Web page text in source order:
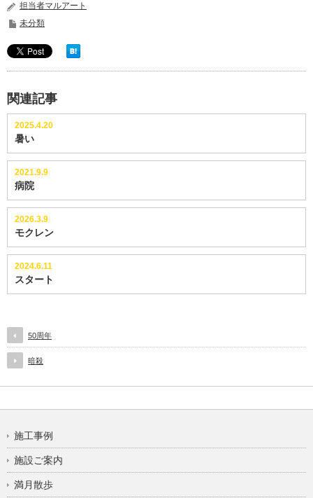
担当者マルアート
未分類
関連記事
2025.4.20
暑い
2021.9.9
病院
2026.3.9
モクレン
2024.6.11
スタート
50周年
暗殺
施工事例
施設ご案内
満月散歩